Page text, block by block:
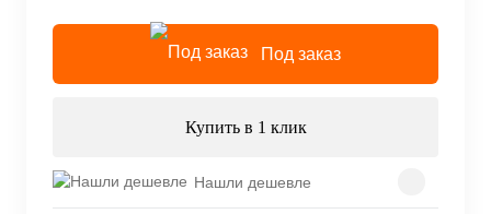
Под заказ
Купить в 1 клик
Нашли дешевле